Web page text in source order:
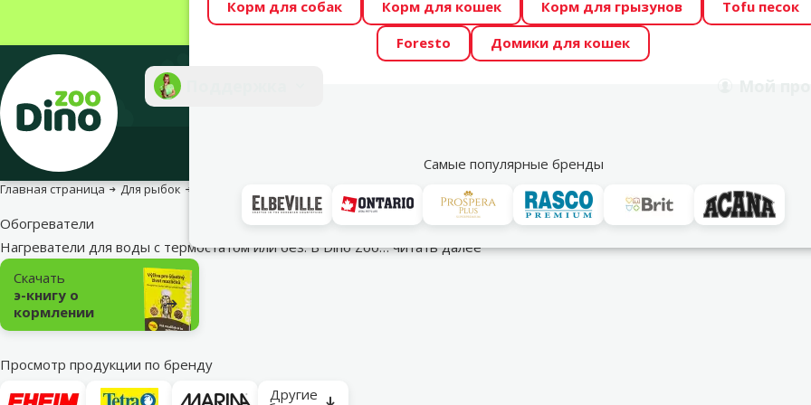
Весь месяц Dino Zoo предлагает отличные цены на ТОП-овые корма! 🍖
Фотоконкурс “GADA ŪSAIŅI”! Возможно Твой питомец станет звездой
Корм для собак Корм для кошек Корм для грызунов
Tofu песок
Foresto
Домики для кошек
Самые популярные бренды
Акции
Главная страница Для рыбок Аквариумное оборудование и запасные части Обогреватели
Обогреватели
Нагреватели для воды с термостатом или без. В Dino Zoo…читать далее
Подкатегория
Скачать
э-книгу о
кормлении
Просмотр продукции по бренду
Другие